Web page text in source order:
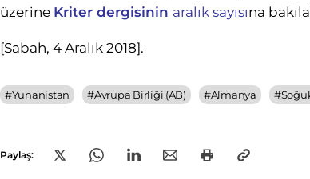
üzerine Kriter dergisinin aralık sayısına
[Sabah, 4 Aralık 2018].
#Yunanistan #Avrupa Birliği (AB) #Almanya #
Paylaş: